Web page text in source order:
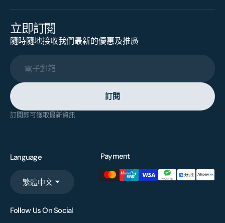
立即訂閱
隨時隨地接收我們最新的優惠及推廣
電子郵箱
訂閱
訂閱即可獲取最新資訊
Language
繁體中文
Payment
Follow Us On Social